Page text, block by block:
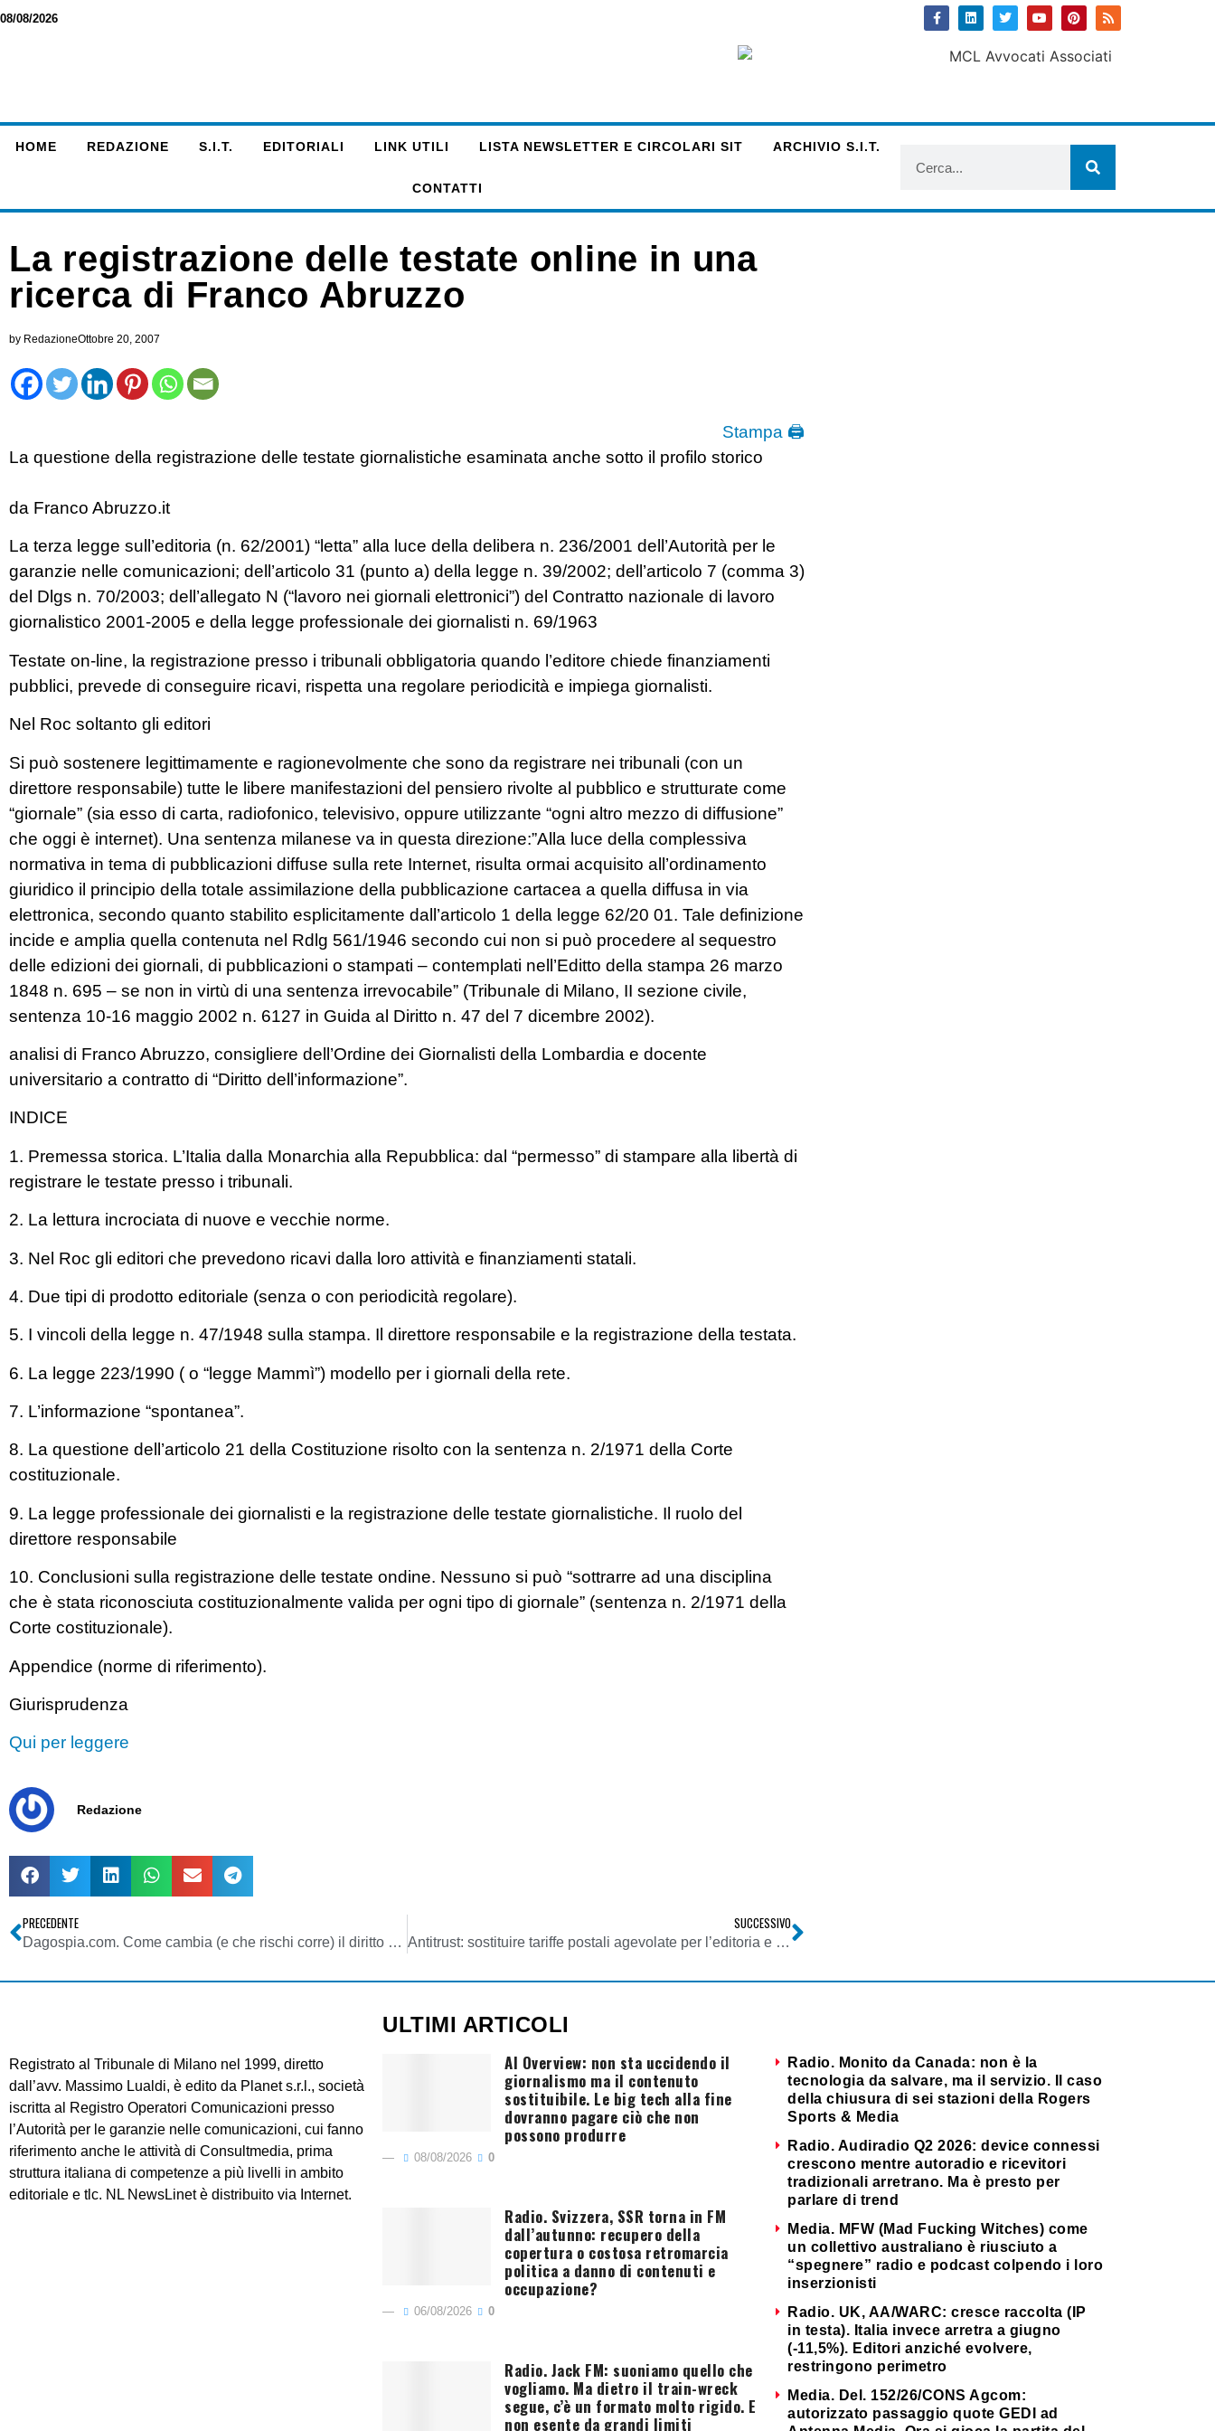
08/08/2026
HOME REDAZIONE S.I.T. EDITORIALI LINK UTILI LISTA NEWSLETTER E CIRCOLARI SIT ARCHIVIO S.I.T.
CONTATTI
La registrazione delle testate online in una
ricerca di Franco Abruzzo
by RedazioneOttobre 20, 2007
Stampa 🖨
La questione della registrazione delle testate giornalistiche esaminata anche sotto il profilo storico
da Franco Abruzzo.it
La terza legge sull’editoria (n. 62/2001) “letta” alla luce della delibera n. 236/2001 dell’Autorità per le
garanzie nelle comunicazioni; dell’articolo 31 (punto a) della legge n. 39/2002; dell’articolo 7 (comma 3)
del Dlgs n. 70/2003; dell’allegato N (“lavoro nei giornali elettronici”) del Contratto nazionale di lavoro
giornalistico 2001-2005 e della legge professionale dei giornalisti n. 69/1963
Testate on-line, la registrazione presso i tribunali obbligatoria quando l’editore chiede finanziamenti
pubblici, prevede di conseguire ricavi, rispetta una regolare periodicità e impiega giornalisti.
Nel Roc soltanto gli editori
Si può sostenere legittimamente e ragionevolmente che sono da registrare nei tribunali (con un
direttore responsabile) tutte le libere manifestazioni del pensiero rivolte al pubblico e strutturate come
“giornale” (sia esso di carta, radiofonico, televisivo, oppure utilizzante “ogni altro mezzo di diffusione”
che oggi è internet). Una sentenza milanese va in questa direzione:”Alla luce della complessiva
normativa in tema di pubblicazioni diffuse sulla rete Internet, risulta ormai acquisito all’ordinamento
giuridico il principio della totale assimilazione della pubblicazione cartacea a quella diffusa in via
elettronica, secondo quanto stabilito esplicitamente dall’articolo 1 della legge 62/20 01. Tale definizione
incide e amplia quella contenuta nel Rdlg 561/1946 secondo cui non si può procedere al sequestro
delle edizioni dei giornali, di pubblicazioni o stampati – contemplati nell’Editto della stampa 26 marzo
1848 n. 695 – se non in virtù di una sentenza irrevocabile” (Tribunale di Milano, II sezione civile,
sentenza 10-16 maggio 2002 n. 6127 in Guida al Diritto n. 47 del 7 dicembre 2002).
analisi di Franco Abruzzo, consigliere dell’Ordine dei Giornalisti della Lombardia e docente
universitario a contratto di “Diritto dell’informazione”.
INDICE
1. Premessa storica. L’Italia dalla Monarchia alla Repubblica: dal “permesso” di stampare alla libertà di
registrare le testate presso i tribunali.
2. La lettura incrociata di nuove e vecchie norme.
3. Nel Roc gli editori che prevedono ricavi dalla loro attività e finanziamenti statali.
4. Due tipi di prodotto editoriale (senza o con periodicità regolare).
5. I vincoli della legge n. 47/1948 sulla stampa. Il direttore responsabile e la registrazione della testata.
6. La legge 223/1990 ( o “legge Mammì”) modello per i giornali della rete.
7. L’informazione “spontanea”.
8. La questione dell’articolo 21 della Costituzione risolto con la sentenza n. 2/1971 della Corte
costituzionale.
9. La legge professionale dei giornalisti e la registrazione delle testate giornalistiche. Il ruolo del
direttore responsabile
10. Conclusioni sulla registrazione delle testate ondine. Nessuno si può “sottrarre ad una disciplina
che è stata riconosciuta costituzionalmente valida per ogni tipo di giornale” (sentenza n. 2/1971 della
Corte costituzionale).
Appendice (norme di riferimento).
Giurisprudenza
Qui per leggere
Redazione
PRECEDENTE
Dagospia.com. Come cambia (e che rischi corre) il diritto d’autore nell’era della digitalizzazione e del web. La necessità di regole globali…
SUCCESSIVO
Antitrust: sostituire tariffe postali agevolate per l’editoria e no-profit con contributi diretti ai settori interessati
Registrato al Tribunale di Milano nel 1999, diretto
dall’avv. Massimo Lualdi, è edito da Planet s.r.l., società
iscritta al Registro Operatori Comunicazioni presso
l’Autorità per le garanzie nelle comunicazioni, cui fanno
riferimento anche le attività di Consultmedia, prima
struttura italiana di competenze a più livelli in ambito
editoriale e tlc. NL NewsLinet è distribuito via Internet.
ULTIMI ARTICOLI
AI Overview: non sta uccidendo il
giornalismo ma il contenuto
sostituibile. Le big tech alla fine
dovranno pagare ciò che non
possono produrre
08/08/2026 0
Radio. Svizzera, SSR torna in FM
dall’autunno: recupero della
copertura o costosa retromarcia
politica a danno di contenuti e
occupazione?
06/08/2026 0
Radio. Jack FM: suoniamo quello che
vogliamo. Ma dietro il train-wreck
segue, c’è un formato molto rigido. E
non esente da grandi limiti
Radio. Monito da Canada: non è la
tecnologia da salvare, ma il servizio. Il caso
della chiusura di sei stazioni della Rogers
Sports & Media
Radio. Audiradio Q2 2026: device connessi
crescono mentre autoradio e ricevitori
tradizionali arretrano. Ma è presto per
parlare di trend
Media. MFW (Mad Fucking Witches) come
un collettivo australiano è riusciuto a
“spegnere” radio e podcast colpendo i loro
inserzionisti
Radio. UK, AA/WARC: cresce raccolta (IP
in testa). Italia invece arretra a giugno
(-11,5%). Editori anziché evolvere,
restringono perimetro
Media. Del. 152/26/CONS Agcom:
autorizzato passaggio quote GEDI ad